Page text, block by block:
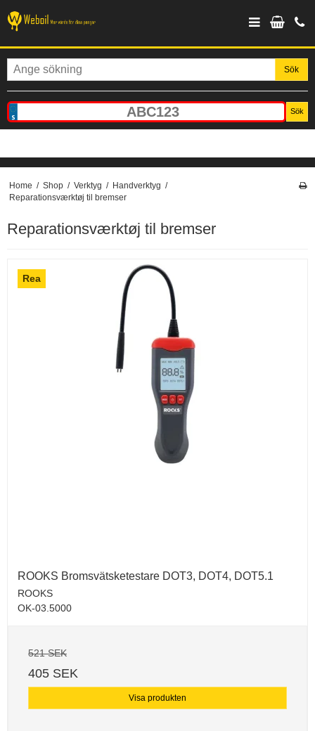
Sök
Sök
Home / Shop / Verktyg / Handverktyg /
Reparationsværktøj til bremser
Reparationsværktøj til bremser
Rea
ROOKS Bromsvätsketestare DOT3, DOT4, DOT5.1
ROOKS
OK-03.5000
521 SEK
405 SEK
Visa produkten